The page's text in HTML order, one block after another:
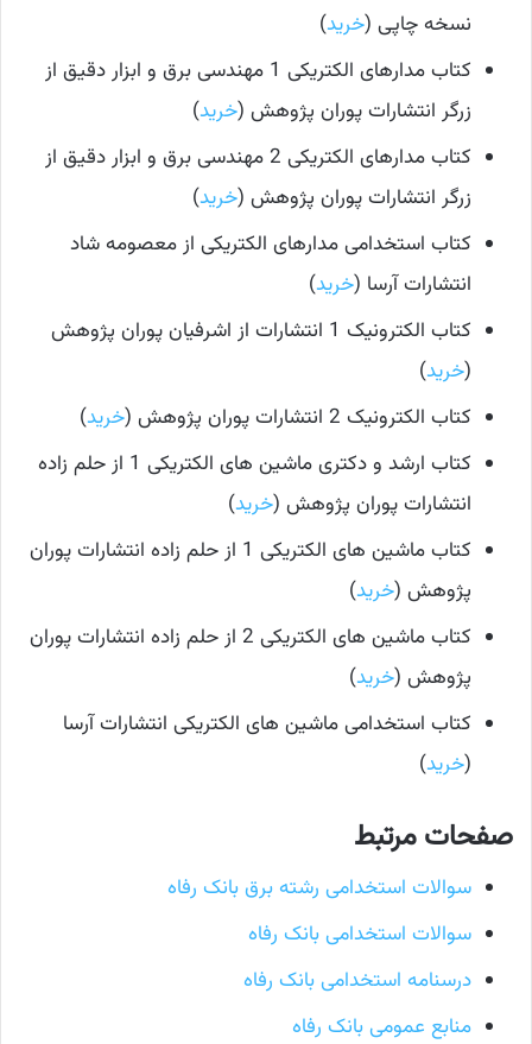
نسخه چاپی (خرید)
کتاب مدارهای الکتریکی 1 مهندسی برق و ابزار دقیق از
زرگر انتشارات پوران پژوهش (خرید)
کتاب مدارهای الکتریکی 2 مهندسی برق و ابزار دقیق از
زرگر انتشارات پوران پژوهش (خرید)
کتاب استخدامی مدارهای الکتریکی از معصومه شاد
انتشارات آرسا (خرید)
کتاب الکترونیک 1 انتشارات از اشرفیان پوران پژوهش
(خرید)
کتاب الکترونیک 2 انتشارات پوران پژوهش (
خرید)
کتاب ارشد و دکتری ماشین های الکتریکی 1 از حلم زاده
انتشارات پوران پژوهش (خرید)
کتاب ماشین های الکتریکی 1 از حلم زاده انتشارات پوران
پژوهش (خرید)
کتاب ماشین های الکتریکی 2 از حلم زاده انتشارات پوران
پژوهش (خرید)
کتاب استخدامی ماشین های الکتریکی انتشارات آرسا
(خرید)
صفحات مرتبط
سوالات استخدامی رشته برق بانک رفاه
سوالات استخدامی بانک رفاه
درسنامه استخدامی بانک رفاه
منابع عمومی بانک رفاه